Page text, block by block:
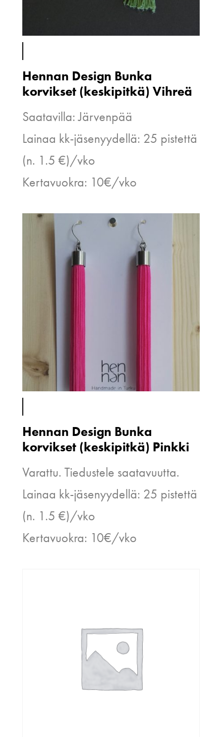
Hennan Design Bunka
korvikset (keskipitkä) Vihreä
Saatavilla: Järvenpää
Lainaa kk-jäsenyydellä: 25 pistettä
(n. 1.5 €)/vko
Kertavuokra: 10€/vko
Hennan Design Bunka
korvikset (keskipitkä) Pinkki
Varattu. Tiedustele saatavuutta.
Lainaa kk-jäsenyydellä: 25 pistettä
(n. 1.5 €)/vko
Kertavuokra: 10€/vko